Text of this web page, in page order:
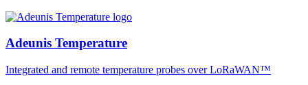
Adeunis Temperature
Integrated and remote temperature probes over LoRaWAN™